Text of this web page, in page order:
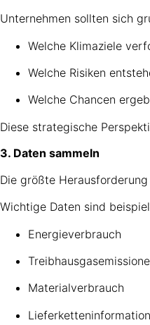
Unternehmen sollten sich
Welche Klimaziele
Welche Risiken
Welche Chancen
Diese strategische
3. Daten sammeln
Die größte
Wichtige Daten sind
Energieverbrauch
Materialverbrauch